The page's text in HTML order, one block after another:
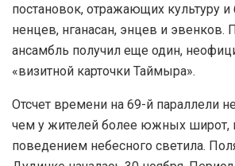
постановок, отражающих культуру и
ненцев, нганасан, энцев и эвенков.
ансамбль получил еще один,
«визитной карточки Таймыра».
Отсчет времени на 69-й параллели
чем у жителей более южных широт,
поведением небесного светила.